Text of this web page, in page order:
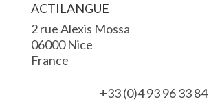
ACTILANGUE
2 rue Alexis Mossa
06000 Nice
France
+33 (0)4 93 96 33 84